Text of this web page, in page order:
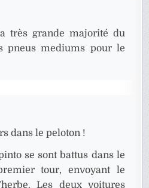
très grande majorité du
pneus mediums pour le
dans le peloton !
se sont battus dans le
tour, envoyant le
Les deux voitures